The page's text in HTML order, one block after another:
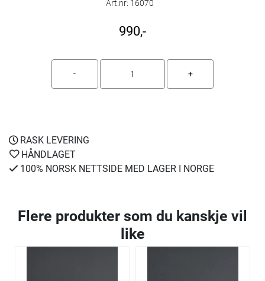
Art.nr: 16070
990,-
RASK LEVERING
HÅNDLAGET
100% NORSK NETTSIDE MED LAGER I NORGE
Flere produkter som du kanskje vil
like